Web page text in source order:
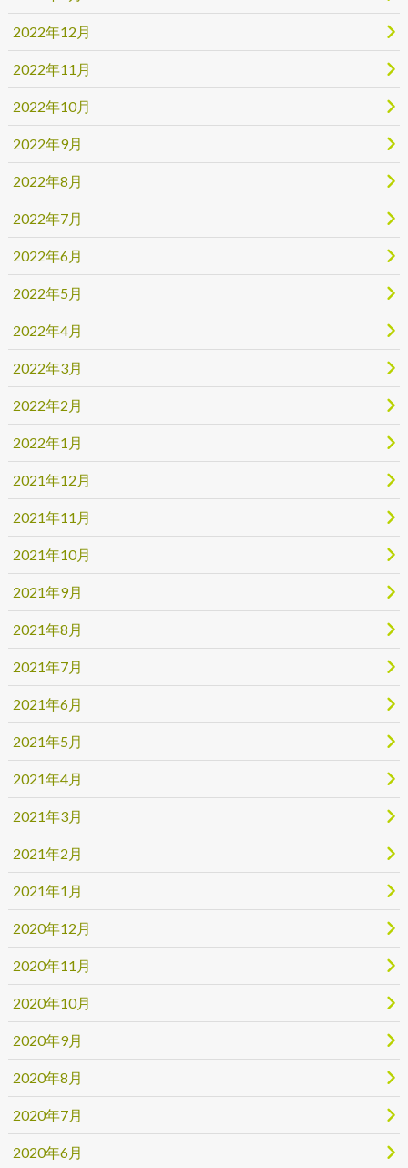
2022年12月
2022年11月
2022年10月
2022年9月
2022年8月
2022年7月
2022年6月
2022年5月
2022年4月
2022年3月
2022年2月
2022年1月
2021年12月
2021年11月
2021年10月
2021年9月
2021年8月
2021年7月
2021年6月
2021年5月
2021年4月
2021年3月
2021年2月
2021年1月
2020年12月
2020年11月
2020年10月
2020年9月
2020年8月
2020年7月
2020年6月